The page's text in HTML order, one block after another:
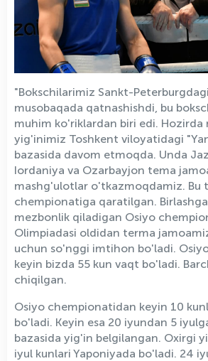
"Bokschilarimiz Sankt-
musobaqada qatnashishdi, bu
muhim ko'riklardan biri edi. Hozirda
yig'inimiz Toshkent viloyatidagi
bazasida davom etmoqda. Unda
Iordaniya va Ozarbayjon tema
mashg'ulotlar o'tkazmoqdamiz. Bu
chempionatiga qaratilgan.
mezbonlik qiladigan Osiyo
Olimpiadasi oldidan terma
uchun so'nggi imtihon bo'ladi.
keyin bizda 55 kun vaqt bo'ladi.
chiqilgan.
Osiyo chempionatidan keyin 10
bo'ladi. Keyin esa 20 iyundan 5
bazasida yig'in belgilangan. Oxirgi
iyul kunlari Yaponiyada bo'ladi. 24